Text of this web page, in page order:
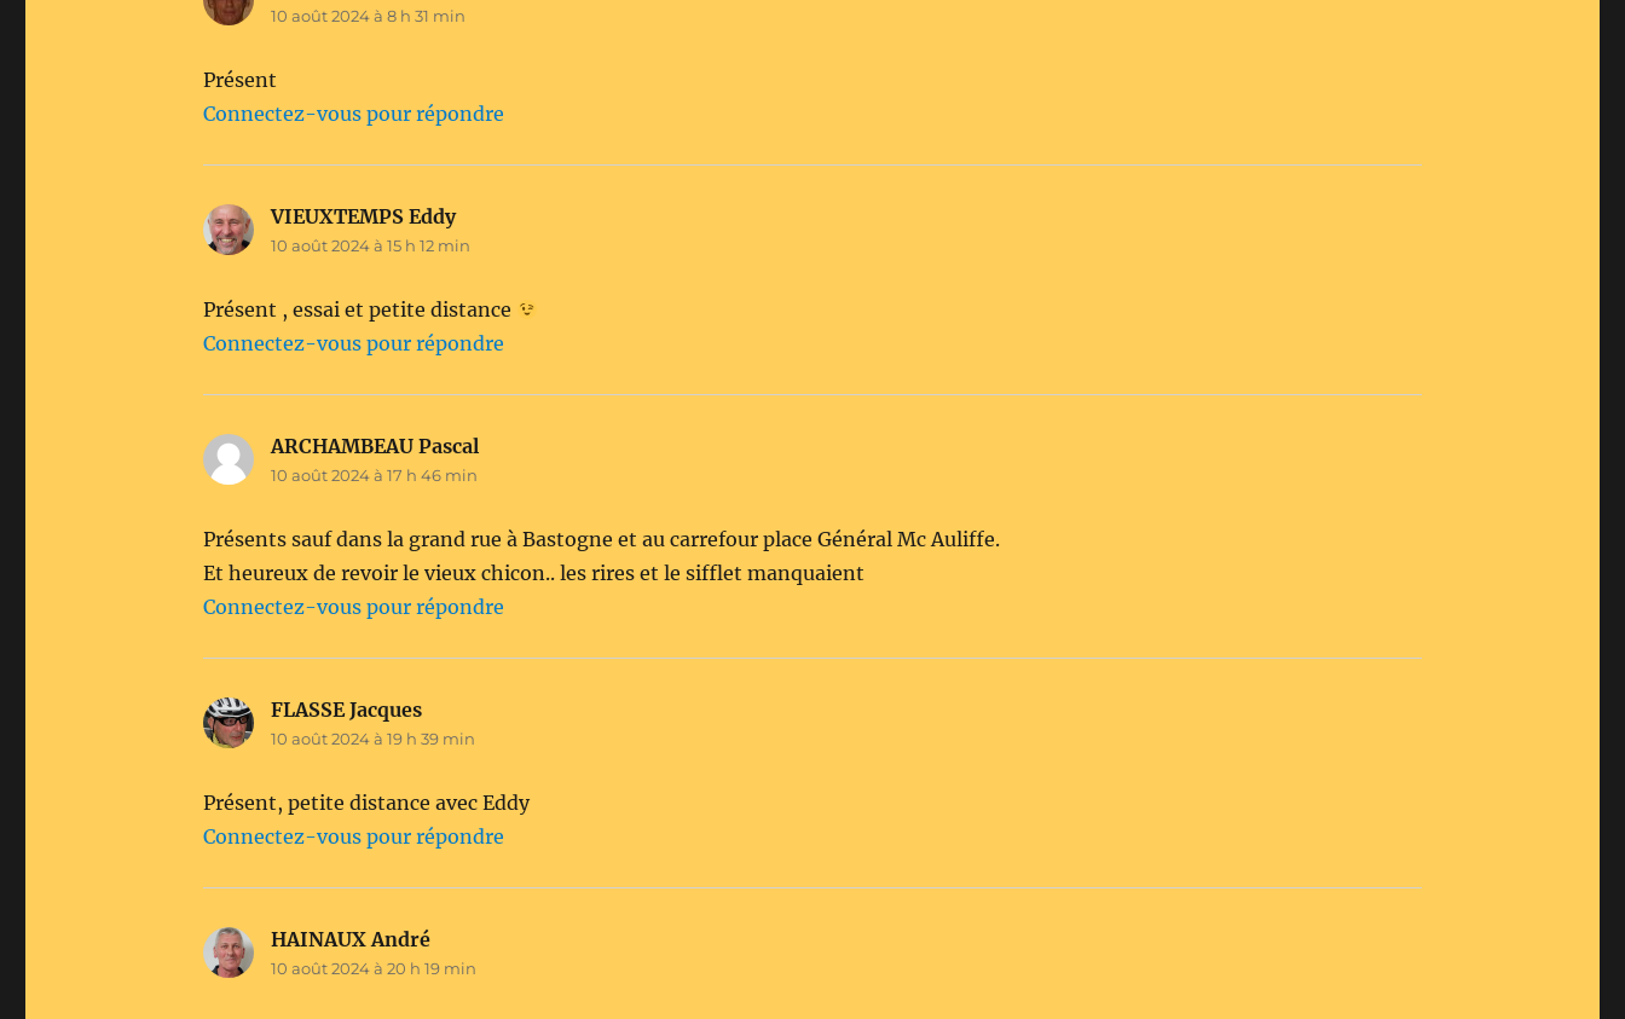
10 août 2024 à 8 h 31 min
Présent
Connectez-vous pour répondre
VIEUXTEMPS Eddydit :
10 août 2024 à 15 h 12 min
Présent , essai et petite distance
Connectez-vous pour répondre
ARCHAMBEAU Pascal
10 août 2024 à 17 h 46 min
Présents sauf dans la grand rue à Bastogne et au carrefour place Général Mc Auliffe.
Et heureux de revoir le vieux chicon.. les rires et le sifflet manquaient
Connectez-vous pour répondre
FLASSE Jacques
10 août 2024 à 19 h 39 min
Présent, petite distance avec Eddy
Connectez-vous pour répondre
HAINAUX André
10 août 2024 à 20 h 19 min